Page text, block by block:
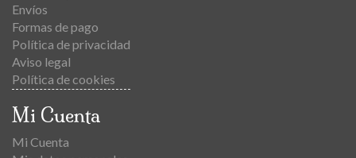
Envíos
Formas de pago
Política de privacidad
Aviso legal
Política de cookies
Mi Cuenta
Mi Cuenta